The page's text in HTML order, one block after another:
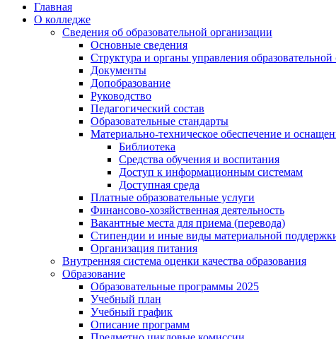
Главная
О колледже
Сведения об образовательной организации
Основные сведения
Структура и органы управления образовательной
Документы
Допобразование
Руководство
Педагогический состав
Образовательные стандарты
Материально-техническое обеспечение и
Библиотека
Средства обучения и воспитания
Доступ к информационным системам
Доступная среда
Платные образовательные услуги
Финансово-хозяйственная деятельность
Вакантные места для приема (перевода)
Стипендии и иные виды материальной
Организация питания
Внутренняя система оценки качества образования
Образование
Образовательные программы 2025
Учебный план
Учебный график
Описание программ